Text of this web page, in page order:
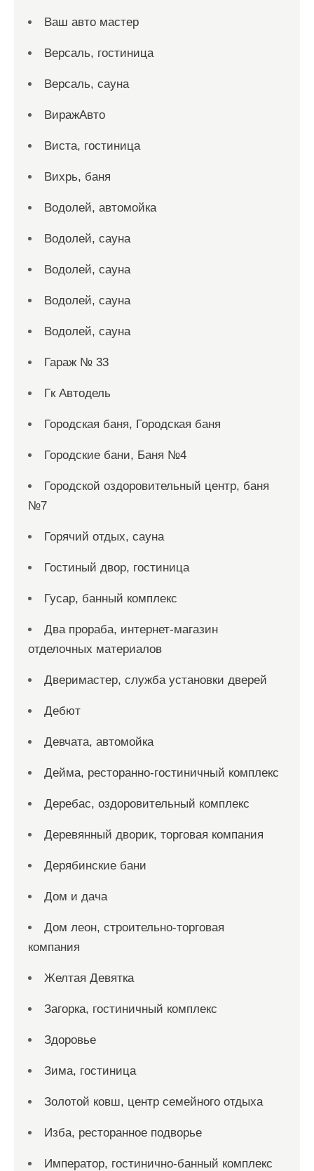
Ваш авто мастер
Версаль, гостиница
Версаль, сауна
ВиражАвто
Виста, гостиница
Вихрь, баня
Водолей, автомойка
Водолей, сауна
Водолей, сауна
Водолей, сауна
Водолей, сауна
Гараж № 33
Гк Автодель
Городская баня, Городская баня
Городские бани, Баня №4
Городской оздоровительный центр, баня
№7
Горячий отдых, сауна
Гостиный двор, гостиница
Гусар, банный комплекс
Два прораба, интернет-магазин
отделочных материалов
Дверимастер, служба установки дверей
Дебют
Девчата, автомойка
Дейма, ресторанно-гостиничный комплекс
Деребас, оздоровительный комплекс
Деревянный дворик, торговая компания
Дерябинские бани
Дом и дача
Дом леон, строительно-торговая
компания
Желтая Девятка
Загорка, гостиничный комплекс
Здоровье
Зима, гостиница
Золотой ковш, центр семейного отдыха
Изба, ресторанное подворье
Император, гостинично-банный комплекс